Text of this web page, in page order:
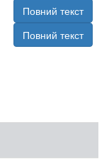
Повний текст
Повний текст